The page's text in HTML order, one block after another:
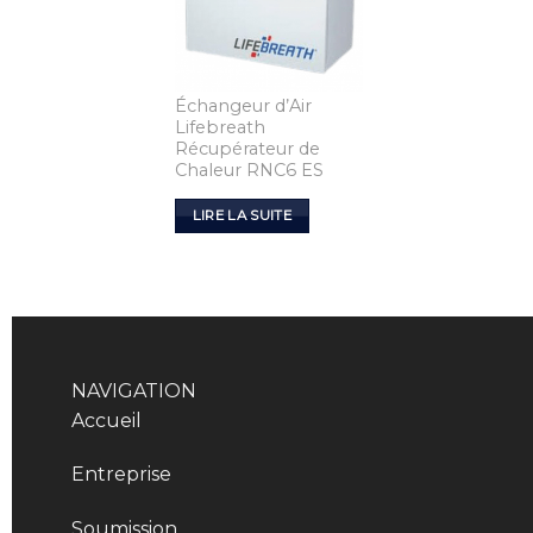
Échangeur d’Air
Lifebreath
Récupérateur de
Chaleur RNC6 ES
LIRE LA SUITE
NAVIGATION
Accueil
Entreprise